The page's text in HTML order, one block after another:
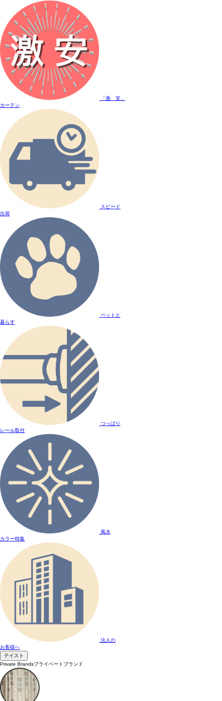
「激 安」
カーテン
スピード
出荷
ペットと
暮らす
つっぱり
レール取付
風水
カラー特集
法人の
お客様へ
テイスト
Private Brandsプライベートブランド